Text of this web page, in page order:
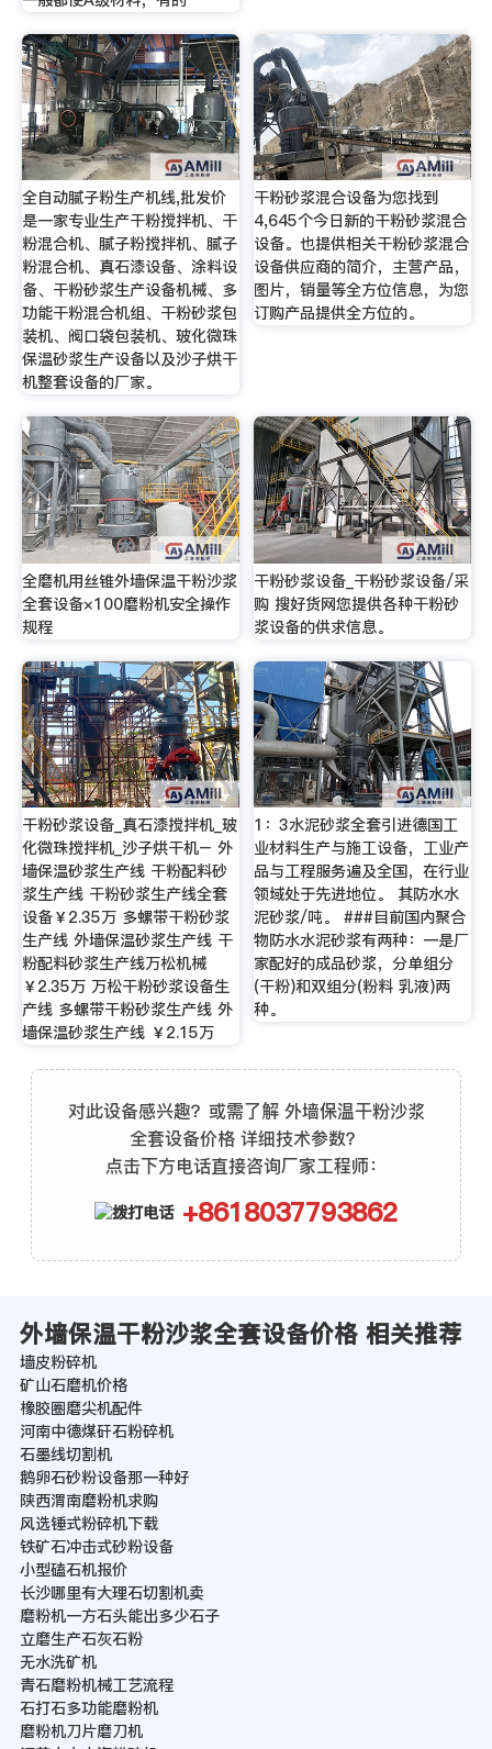
全自动腻子粉生产机线,批发价
是一家专业生产干粉搅拌机、干
粉混合机、腻子粉搅拌机、腻子
粉混合机、真石漆设备、涂料设
备、干粉砂浆生产设备机械、多
功能干粉混合机组、干粉砂浆包
装机、阀口袋包装机、玻化微珠
保温砂浆生产设备以及沙子烘干
机整套设备的厂家。
干粉砂浆混合设备为您找到
4,645个今日新的干粉砂浆混合
设备。也提供相关干粉砂浆混合
设备供应商的简介，主营产品，
图片，销量等全方位信息，为您
订购产品提供全方位的。
全磨机用丝锥外墙保温干粉沙浆
全套设备×100磨粉机安全操作
规程
干粉砂浆设备_干粉砂浆设备/采
购 搜好货网您提供各种干粉砂
浆设备的供求信息。
干粉砂浆设备_真石漆搅拌机_玻
化微珠搅拌机_沙子烘干机– 外
墙保温砂浆生产线 干粉配料砂
浆生产线 干粉砂浆生产线全套
设备￥2.35万 多螺带干粉砂浆
生产线 外墙保温砂浆生产线 干
粉配料砂浆生产线万松机械
￥2.35万 万松干粉砂浆设备生
产线 多螺带干粉砂浆生产线 外
墙保温砂浆生产线 ￥2.15万
1：3水泥砂浆全套引进德国工
业材料生产与施工设备，工业产
品与工程服务遍及全国，在行业
领域处于先进地位。 其防水水
泥砂浆/吨。 ###目前国内聚合
物防水水泥砂浆有两种：一是厂
家配好的成品砂浆，分单组分
(干粉)和双组分(粉料 乳液)两
种。
对此设备感兴趣？或需了解 外墙保温干粉沙浆
全套设备价格 详细技术参数？
点击下方电话直接咨询厂家工程师：
+8618037793862
外墙保温干粉沙浆全套设备价格 相关推荐
墙皮粉碎机
矿山石磨机价格
橡胶圈磨尖机配件
河南中德煤矸石粉碎机
石墨线切割机
鹅卵石砂粉设备那一种好
陕西渭南磨粉机求购
风选锤式粉碎机下载
铁矿石冲击式砂粉设备
小型磕石机报价
长沙哪里有大理石切割机卖
磨粉机一方石头能出多少石子
立磨生产石灰石粉
无水洗矿机
青石磨粉机械工艺流程
石打石多功能磨粉机
磨粉机刀片磨刀机